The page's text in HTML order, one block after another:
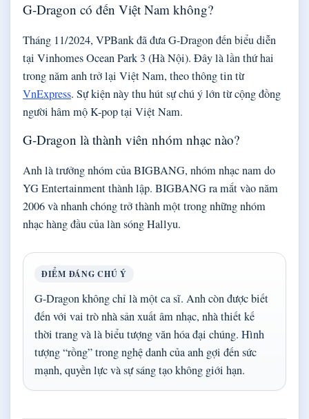
G-Dragon có đến Việt Nam không?
Tháng 11/2024, VPBank đã đưa G-Dragon đến biểu diễn
tại Vinhomes Ocean Park 3 (Hà Nội). Đây là lần thứ hai
trong năm anh trở lại Việt Nam, theo thông tin từ
VnExpress. Sự kiện này thu hút sự chú ý lớn từ cộng đồng
người hâm mộ K-pop tại Việt Nam.
G-Dragon là thành viên nhóm nhạc nào?
Anh là trưởng nhóm của BIGBANG, nhóm nhạc nam do
YG Entertainment thành lập. BIGBANG ra mắt vào năm
2006 và nhanh chóng trở thành một trong những nhóm
nhạc hàng đầu của làn sóng Hallyu.
ĐIỂM ĐÁNG CHÚ Ý
G-Dragon không chỉ là một ca sĩ. Anh còn được biết
đến với vai trò nhà sản xuất âm nhạc, nhà thiết kế
thời trang và là biểu tượng văn hóa đại chúng. Hình
tượng “rồng” trong nghệ danh của anh gợi đến sức
mạnh, quyền lực và sự sáng tạo không giới hạn.